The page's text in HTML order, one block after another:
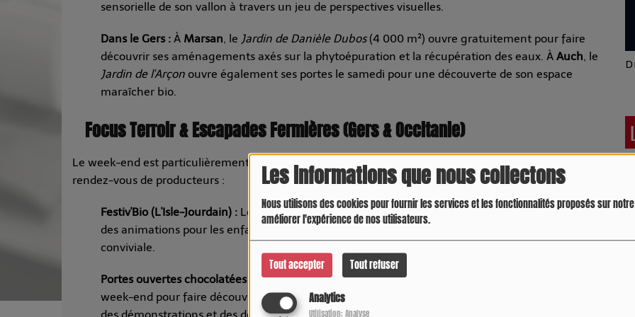
Les informations que nous collectons
Nous utilisons des cookies pour fournir les services et les fonctionnalités proposés sur
améliorer l'expérience de nos utilisateurs.
Tout accepter Tout refuser
Analytics
Utilisation: Analyse
sensorielle de son vallon à travers un jeu de perspectives visuelles.
Dans le Gers : À Marsan, le Jardin de Danièle Dubos(4 000 m²) ouvre gratuitement pour faire
découvrir ses aménagements axés sur la phytoépuration et la récupération des eaux. À Auch, le
Jardin de l'Arçon ouvre également ses portes le samedi pour une découverte de son espace
maraîcher bio.
Focus Terroir & Escapades Fermières (Gers & Occitanie)
Le week-end est particulièrement gourmand avec l'opération régionale Fermes en Fête
et plusieurs
rendez-vous de producteurs :
Festiv'Bio (L'Isle-Jourdain) : Les 6 et 7 juin chez Ecocert. Un grand marché bio, des conférences,
des animations pour les enfants et des espaces de restauration dans une ambiance très
conviviale.
Portes ouvertes chocolatées (Fleurance) :La Chocolaterie Éthiquable
week-end pour faire découvrir le parcours du cacao, de la coopérative jusqu'à la tablette, avec